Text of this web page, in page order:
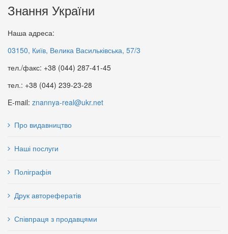
Знання України
Наша адреса:
03150, Київ, Велика Васильківська, 57/3
тел./факс: +38 (044) 287-41-45
тел.: +38 (044) 239-23-28
E-mail: znannya-real@ukr.net
Про видавництво
Наші послуги
Поліграфія
Друк авторефератів
Співпраця з продавцями